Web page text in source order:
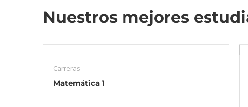
Nuestros mejores
Carreras
Matemática 1